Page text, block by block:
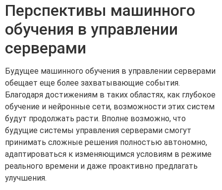
Перспективы машинного
обучения в управлении
серверами
Будущее машинного обучения в управлении серверами
обещает еще более захватывающие события.
Благодаря достижениям в таких областях, как глубокое
обучение и нейронные сети, возможности этих систем
будут продолжать расти. Вполне возможно, что
будущие системы управления серверами смогут
принимать сложные решения полностью автономно,
адаптироваться к изменяющимся условиям в режиме
реального времени и даже проактивно предлагать
улучшения.